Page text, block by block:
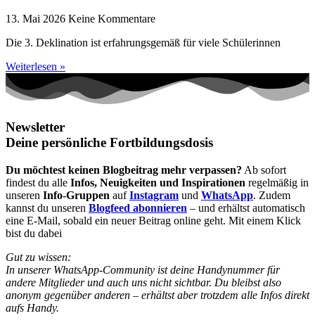
13. Mai 2026 Keine Kommentare
Die 3. Deklination ist erfahrungsgemäß für viele Schülerinnen
Weiterlesen »
Newsletter
Deine persönliche Fortbildungsdosis
Du möchtest keinen Blogbeitrag mehr verpassen? Ab sofort
findest du alle Infos, Neuigkeiten und Inspirationen regelmäßig in
unseren Info-Gruppen aufInstagram und WhatsApp. Zudem
kannst du unseren Blogfeed abonnieren – und erhältst automatisch
eine E-Mail, sobald ein neuer Beitrag online geht. Mit einem Klick
bist du dabei
Gut zu wissen:
In unserer WhatsApp-Community ist deine Handynummer für
andere Mitglieder und auch uns nicht sichtbar. Du bleibst also
anonym gegenüber anderen – erhältst aber trotzdem alle Infos direkt
aufs Handy.